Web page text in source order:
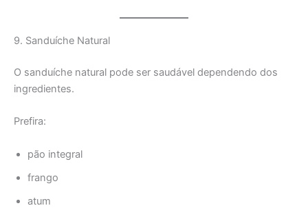
9. Sanduíche Natural
O sanduíche natural pode ser saudável dependendo dos
ingredientes.
Prefira:
pão integral
frango
atum